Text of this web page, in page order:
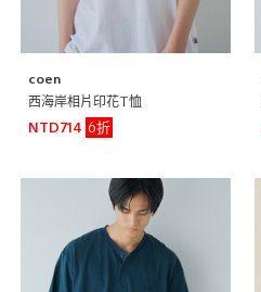
coen
西海岸相片印花T恤
NTD714
6折